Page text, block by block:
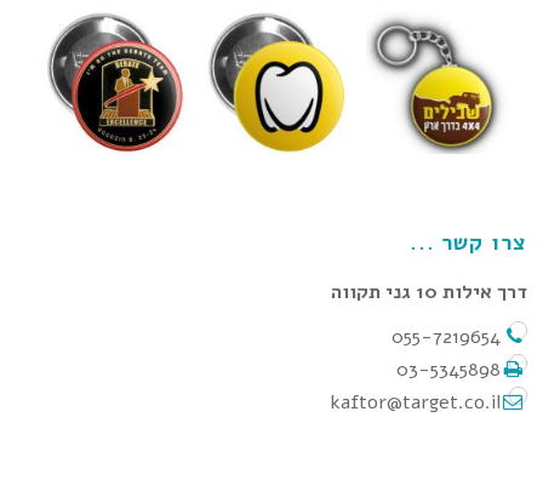
צרו קשר
דרך אילות 10 גני תקווה
055-7219654
03-5345898
kaftor@target.co.il